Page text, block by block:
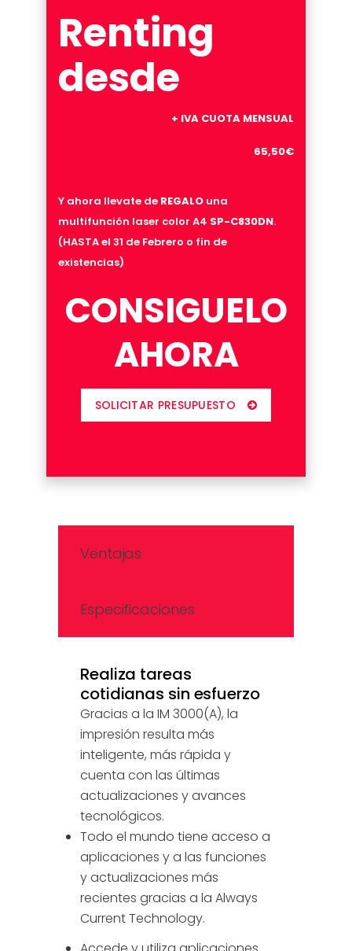
Renting
desde
+ IVA CUOTA MENSUAL
65,50€
Y ahora llevate de REGALO una
multifunción laser color A4 SP-C830DN.
(HASTA el 31 de Febrero o fin de
existencias)
CONSIGUELO
AHORA
SOLICITAR PRESUPUESTO
Ventajas
Especificaciones
Realiza tareas
cotidianas sin esfuerzo
Gracias a la IM 3000(A), la
impresión resulta más
inteligente, más rápida y
cuenta con las últimas
actualizaciones y avances
tecnológicos.
Todo el mundo tiene acceso a
aplicaciones y a las funciones
y actualizaciones más
recientes gracias a la Always
Current Technology.